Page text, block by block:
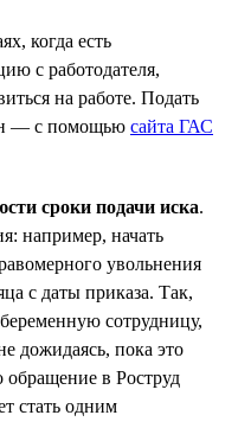
когда есть
с работодателя,
на работе. Подать
— с помощью сайта ГАС
сроки подачи иска.
например, начать
увольнения
с даты приказа. Так,
сотрудницу,
дожидаясь, пока это
обращение в Роструд
стать одним